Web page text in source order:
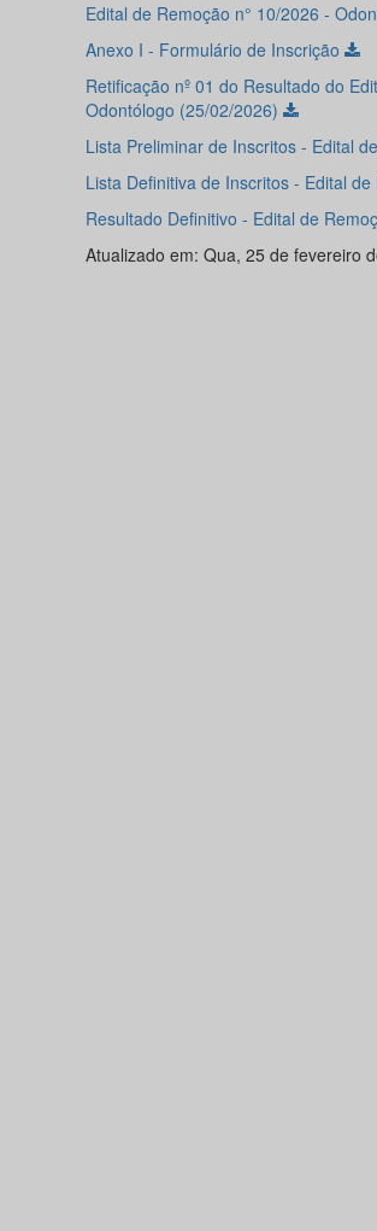
Edital de Remoção n° 10/2026 -
Anexo I - Formulário de Inscrição
Retificação nº 01 do Resultado do
Odontólogo (25/02/2026)
Lista Preliminar de Inscritos - Edital
Lista Definitiva de Inscritos - Edital
Resultado Definitivo - Edital de
Atualizado em: Qua, 25 de fevereiro